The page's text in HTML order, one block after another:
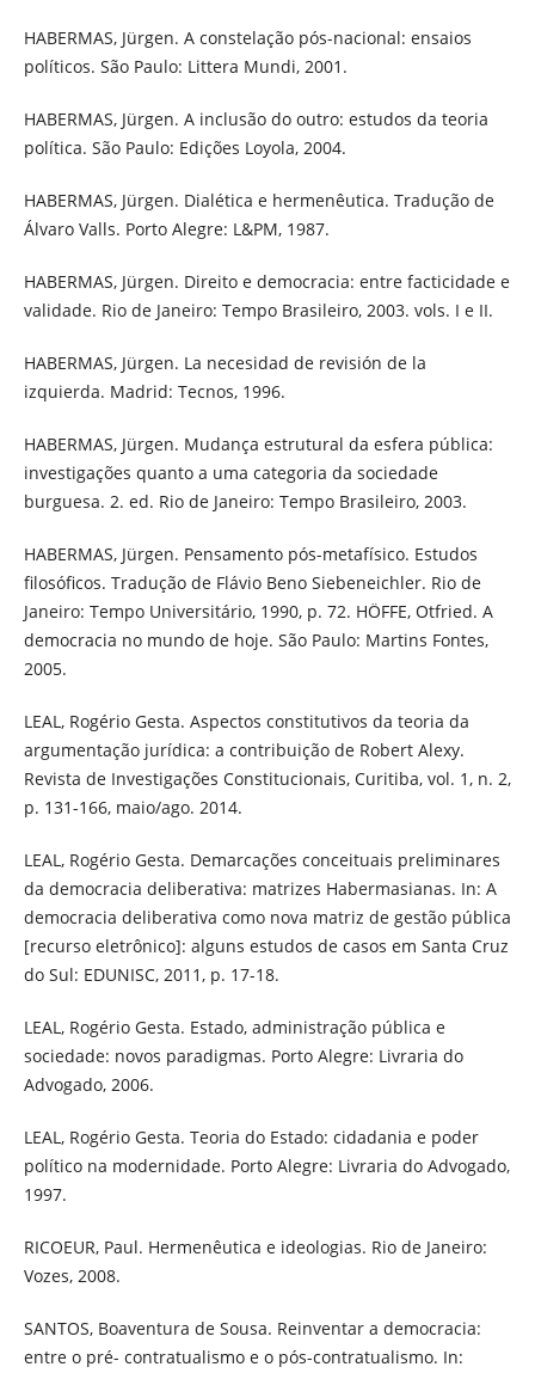
HABERMAS, Jürgen. A constelação pós-nacional: ensaios
políticos. São Paulo: Littera Mundi, 2001.
HABERMAS, Jürgen. A inclusão do outro: estudos da teoria
política. São Paulo: Edições Loyola, 2004.
HABERMAS, Jürgen. Dialética e hermenêutica. Tradução de
Álvaro Valls. Porto Alegre: L&PM, 1987.
HABERMAS, Jürgen. Direito e democracia: entre facticidade e
validade. Rio de Janeiro: Tempo Brasileiro, 2003. vols. I e II.
HABERMAS, Jürgen. La necesidad de revisión de la
izquierda. Madrid: Tecnos, 1996.
HABERMAS, Jürgen. Mudança estrutural da esfera pública:
investigações quanto a uma categoria da sociedade
burguesa. 2. ed. Rio de Janeiro: Tempo Brasileiro, 2003.
HABERMAS, Jürgen. Pensamento pós-metafísico. Estudos
filosóficos. Tradução de Flávio Beno Siebeneichler. Rio de
Janeiro: Tempo Universitário, 1990, p. 72. HÖFFE, Otfried. A
democracia no mundo de hoje. São Paulo: Martins Fontes,
2005.
LEAL, Rogério Gesta. Aspectos constitutivos da teoria da
argumentação jurídica: a contribuição de Robert Alexy.
Revista de Investigações Constitucionais, Curitiba, vol. 1, n. 2,
p. 131-166, maio/ago. 2014.
LEAL, Rogério Gesta. Demarcações conceituais preliminares
da democracia deliberativa: matrizes Habermasianas. In: A
democracia deliberativa como nova matriz de gestão pública
[recurso eletrônico]: alguns estudos de casos em Santa Cruz
do Sul: EDUNISC, 2011, p. 17-18.
LEAL, Rogério Gesta. Estado, administração pública e
sociedade: novos paradigmas. Porto Alegre: Livraria do
Advogado, 2006.
LEAL, Rogério Gesta. Teoria do Estado: cidadania e poder
político na modernidade. Porto Alegre: Livraria do Advogado,
1997.
RICOEUR, Paul. Hermenêutica e ideologias. Rio de Janeiro:
Vozes, 2008.
SANTOS, Boaventura de Sousa. Reinventar a democracia:
entre o pré- contratualismo e o pós-contratualismo. In: